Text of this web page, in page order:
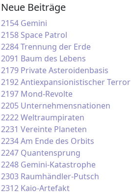
Neue Beiträge
2154 Gemini
2158 Space Patrol
2284 Trennung der Erde
2091 Baum des Lebens
2179 Private Asteroidenbasis
2192 Antiexpansionistischer Terror
2197 Mond-Revolte
2205 Unternehmensnationen
2222 Weltraumpiraten
2231 Vereinte Planeten
2234 Am Ende des Orbits
2247 Quantensprung
2248 Gemini-Katastrophe
2303 Raumhändler-Putsch
2312 Kaio-Artefakt